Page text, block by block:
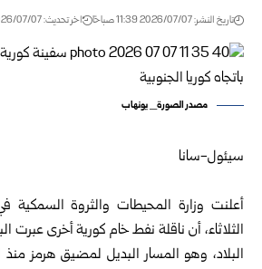
تاريخ النشر: 2026/07/07 11:39 صباحًا اخر تحديث: 2026/07/07 12:17 مساءً
مصدر الصورة_ يونهاب
سيئول-سانا
أعلنت وزارة المحيطات والثروة السمكية في
الثلاثاء، أن ناقلة نفط خام كورية أخرى عبرت
البلاد، وهو المسار البديل لمضيق هرمز